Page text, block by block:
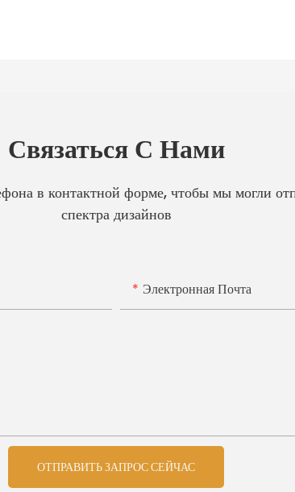
Связаться С Нами
в контактной форме, чтобы мы могли
спектра дизайнов
Электронная Почта
ОТПРАВИТЬ ЗАПРОС СЕЙЧАС